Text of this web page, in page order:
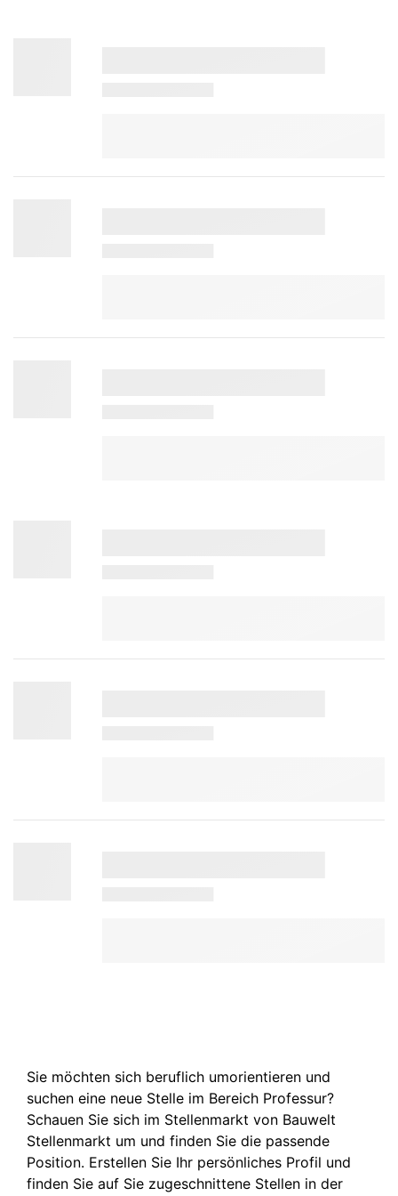
Sie möchten sich beruflich umorientieren und
suchen eine neue Stelle im Bereich Professur?
Schauen Sie sich im Stellenmarkt von Bauwelt
Stellenmarkt um und finden Sie die passende
Position. Erstellen Sie Ihr persönliches Profil und
finden Sie auf Sie zugeschnittene Stellen in der